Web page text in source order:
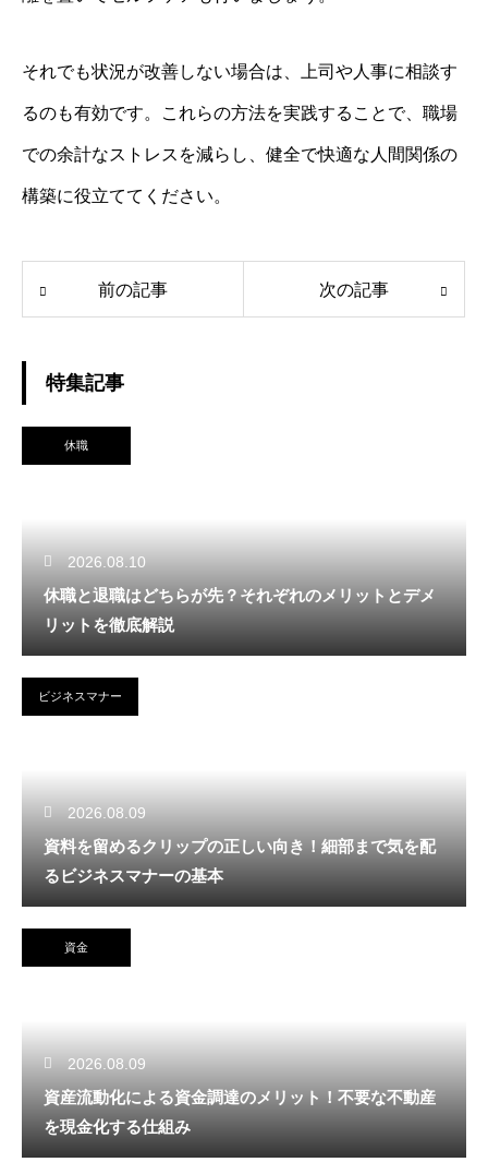
それでも状況が改善しない場合は、上司や人事に相談す
るのも有効です。これらの方法を実践することで、職場
での余計なストレスを減らし、健全で快適な人間関係の
構築に役立ててください。
前の記事 次の記事
特集記事
休職
2026.08.10
休職と退職はどちらが先？それぞれのメリットとデメ
リットを徹底解説
ビジネスマナー
2026.08.09
資料を留めるクリップの正しい向き！細部まで気を配
るビジネスマナーの基本
資金
2026.08.09
資産流動化による資金調達のメリット！不要な不動産
を現金化する仕組み